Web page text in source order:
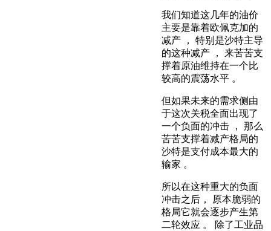
我们知道这几年的油价
主要是靠着欧佩克加的
减产 ， 特别是沙特主导
的这种减产 ， 来苦苦支
撑着原油维持在一个比
较高的震荡水平 。
但如果未来的需求侧由
于这次关税全面出现了
一个负面的冲击 ， 那么
苦苦支撑着减产格局的
沙特是支付成本最大的
输家 。
所以在这种重大的负面
冲击之后， 原本脆弱的
格局它就会逐步产生第
二轮效应 。 除了工业品